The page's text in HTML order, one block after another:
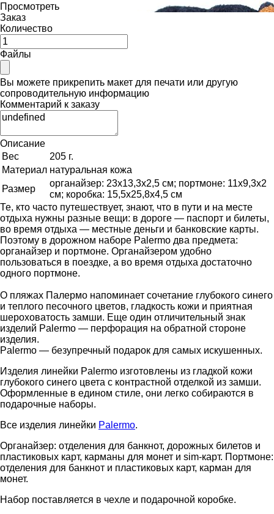
Просмотреть
Заказ
Количество
Файлы
Вы можете прикрепить макет для печати или другую
сопроводительную информацию
Комментарий к заказу
Описание
Вес
205 г.
Материал натуральная кожа
Размер
органайзер: 23х13,3х2,5 см; портмоне: 11х9,3х2
см; коробка: 15,5х25,8х4,5 см
Те, кто часто путешествует, знают, что в пути и на месте
отдыха нужны разные вещи: в дороге — паспорт и билеты,
во время отдыха — местные деньги и банковские карты.
Поэтому в дорожном наборе Palermo два предмета:
органайзер и портмоне. Органайзером удобно
пользоваться в поездке, а во время отдыха достаточно
одного портмоне.
О пляжах Палермо напоминает сочетание глубокого синего
и теплого песочного цветов, гладкость кожи и приятная
шероховатость замши. Еще один отличительный знак
изделий Palermo — перфорация на обратной стороне
изделия.
Palermo — безупречный подарок для самых искушенных.
Изделия линейки Palermo изготовлены из гладкой кожи
глубокого синего цвета с контрастной отделкой из замши.
Оформленные в едином стиле, они легко собираются в
подарочные наборы.
Все изделия линейки Palermo.
Органайзер: отделения для банкнот, дорожных билетов и
пластиковых карт, карманы для монет и sim-карт. Портмоне:
отделения для банкнот и пластиковых карт, карман для
монет.
Набор поставляется в чехле и подарочной коробке.